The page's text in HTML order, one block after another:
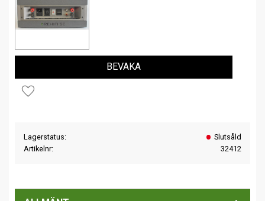
Lägg till i favoriter
BEVAKA
Lagerstatus
Slutsåld
Artikelnr
32412